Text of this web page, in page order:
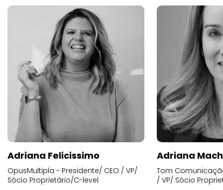
Adriana Felicissimo
OpusMultipla - Presidente/ CEO / VP/
Sócio Proprietário/C-level
Adriana
Tom
/ VP/ Sócio